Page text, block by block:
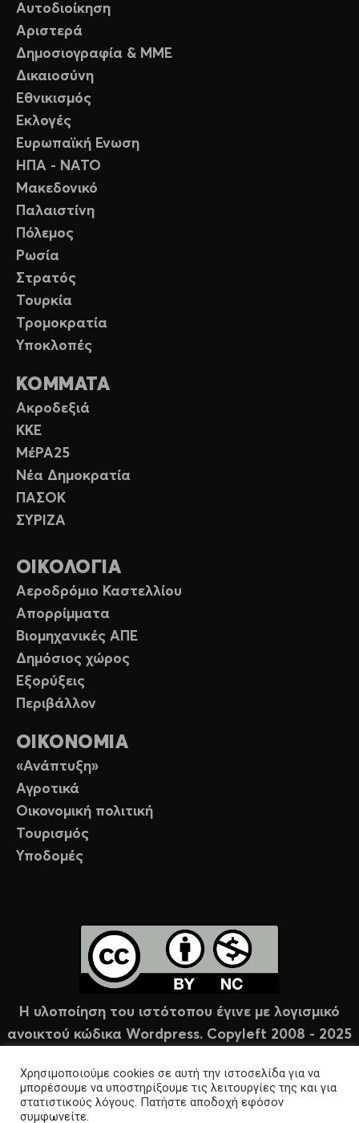
Αυτοδιοίκηση
Αριστερά
Δημοσιογραφία & ΜΜΕ
Δικαιοσύνη
Εθνικισμός
Εκλογές
Ευρωπαϊκή Ενωση
ΗΠΑ - ΝΑΤΟ
Μακεδονικό
Παλαιστίνη
Πόλεμος
Ρωσία
Στρατός
Τουρκία
Τρομοκρατία
Υποκλοπές
ΚΟΜΜΑΤΑ
Ακροδεξιά
ΚΚΕ
ΜέΡΑ25
Νέα Δημοκρατία
ΠΑΣΟΚ
ΣΥΡΙΖΑ
ΟΙΚΟΛΟΓΙΑ
Αεροδρόμιο Καστελλίου
Απορρίμματα
Βιομηχανικές ΑΠΕ
Δημόσιος χώρος
Εξορύξεις
Περιβάλλον
ΟΙΚΟΝΟΜΙΑ
«Ανάπτυξη»
Αγροτικά
Οικονομική πολιτική
Τουρισμός
Υποδομές
Η υλοποίηση του ιστότοπου έγινε με λογισμικό
ανοικτού κώδικα Wordpress. Copyleft 2008 - 2025
Χρησιμοποιούμε cookies σε αυτή την ιστοσελίδα για να
μπορέσουμε να υποστηρίξουμε τις λειτουργίες της και για
στατιστικούς λόγους. Πατήστε αποδοχή εφόσον
συμφωνείτε.